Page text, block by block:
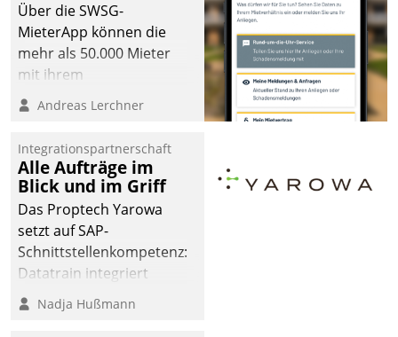
Über die SWSG-
MieterApp können die
mehr als 50.000 Mieter
mit ihrem
Wohnungsunternehmen
kommunizieren, auf dem
einsehen und ändern
oder
Schadensmeldungen
abgeben – rund um die
Uhr.
Andreas Lerchner
Integrationspartnerschaft
Alle Aufträge im
Blick und im Griff
Das Proptech Yarowa
setzt auf SAP-
Schnittstellenkompetenz:
Datatrain integriert
Yarowas Portal zur
Vergabe und Verwaltung
Nadja Hußmann